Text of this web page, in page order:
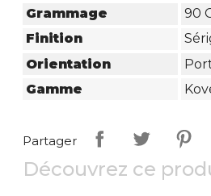
Grammage
90
Finition
Orientation
Gamme
Partager
Découvrez ce